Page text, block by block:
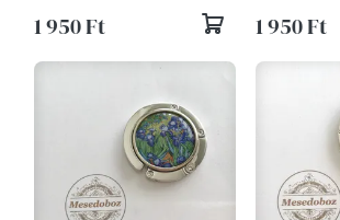
1 950 Ft 1 950 Ft